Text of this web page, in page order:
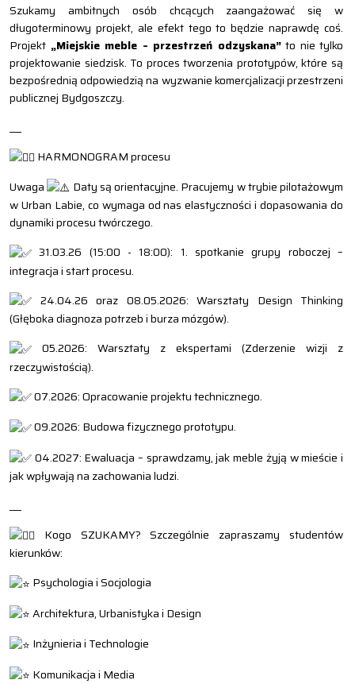
Szukamy ambitnych osób chcących zaangażować się w
długoterminowy projekt, ale efekt tego to będzie naprawdę coś.
Projekt „Miejskie meble – przestrzeń odzyskana”to nie tylko
projektowanie siedzisk. To proces tworzenia prototypów, które są
bezpośrednią odpowiedzią na wyzwanie komercjalizacji przestrzeni
publicznej Bydgoszczy.
HARMONOGRAM procesu
Uwaga
Daty są orientacyjne. Pracujemy w trybie pilotażowym
w Urban Labie, co wymaga od nas elastyczności i dopasowania do
dynamiki procesu twórczego.
31.03.26 (15:00 - 18:00): 1. spotkanie grupy roboczej –
integracja i start procesu.
24.04.26 oraz 08.05.2026: Warsztaty Design Thinking
(Głęboka diagnoza potrzeb i burza mózgów).
05.2026: Warsztaty z ekspertami (Zderzenie wizji z
rzeczywistością).
07.2026: Opracowanie projektu technicznego.
09.2026: Budowa fizycznego prototypu.
04.2027: Ewaluacja – sprawdzamy, jak meble żyją w mieście i
jak wpływają na zachowania ludzi.
Kogo SZUKAMY? Szczególnie zapraszamy studentów
kierunków:
Psychologia i Socjologia
Architektura, Urbanistyka i Design
Inżynieria i Technologie
Komunikacja i Media